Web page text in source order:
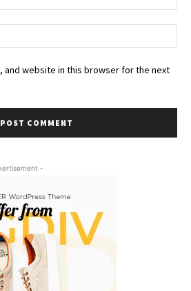
and website in this browser for the next
-